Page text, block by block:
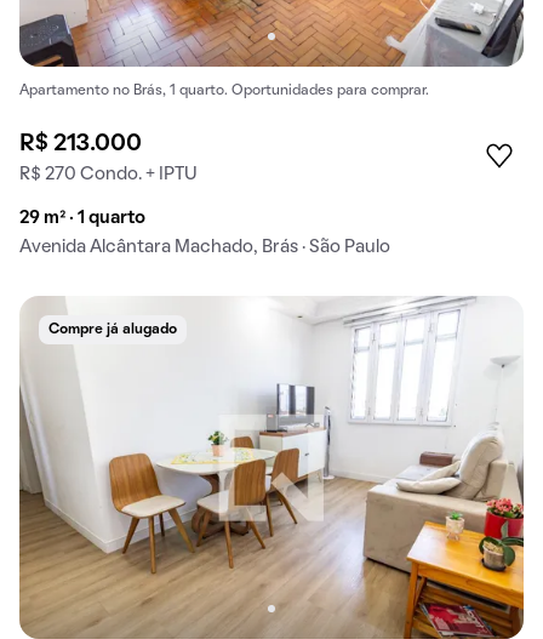
Apartamento no Brás, 1 quarto. Oportunidades para comprar.
R$ 213.000
R$ 270 Condo. + IPTU
29 m² · 1 quarto
Avenida Alcântara Machado, Brás · São Paulo
Compre já alugado